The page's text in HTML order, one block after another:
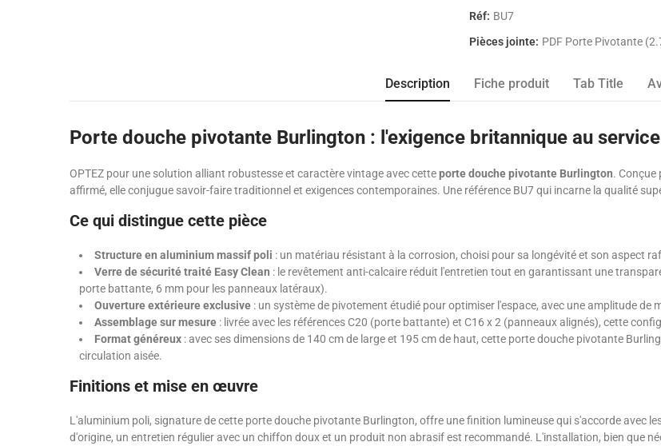
Réf: BU7
Pièces jointe: PDF Porte Pivotante
Description Fiche produit Tab Title
Porte douche pivotante Burlington : l'exigence britannique au
OPTEZ pour une solution alliant robustesse et caractère vintage avec cetteporte douche pivotante Burlington. Conçue
affirmé, elle conjugue savoir-faire traditionnel et exigences contemporaines. Une référence BU7 qui incarne la qualité
Ce qui distingue cette pièce
Structure en aluminium massif poli : un matériau résistant à la corrosion, choisi pour sa longévité et son aspect
Verre de sécurité traité Easy Clean : le revêtement anti-calcaire réduit l'entretien tout en garantissant une
porte battante, 6 mm pour les panneaux latéraux).
Ouverture extérieure exclusive : un système de pivotement étudié pour optimiser l'espace, avec une amplitude de
Assemblage sur mesure : livrée avec les références C20 (porte battante) et C16 x 2 (panneaux alignés), cette
Format généreux : avec ses dimensions de 140 cm de large et 195 cm de haut, cette porte douche pivotante
circulation aisée.
Finitions et mise en œuvre
L'aluminium poli, signature de cette porte douche pivotante Burlington, offre une finition lumineuse qui s'accorde avec
d'origine, un entretien régulier avec un chiffon doux et un produit non abrasif est recommandé. L'installation, bien que